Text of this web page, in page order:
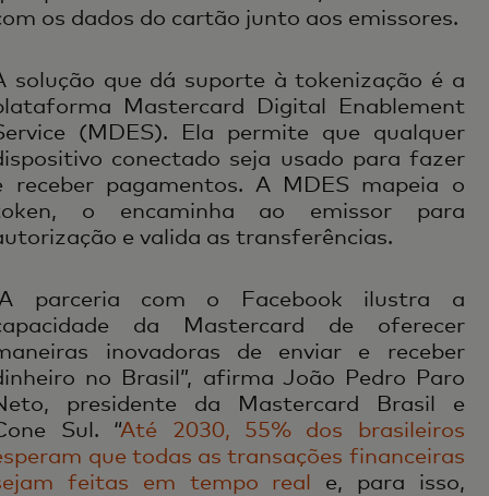
os dados do cartão junto aos emissores.
solução que dá suporte à tokenização é a
Mastercard Digital Enablement
(MDES). Ela permite que qualquer
conectado seja usado para fazer
receber pagamentos. A MDES mapeia o
o encaminha ao emissor para
e valida as transferências.
parceria com o Facebook ilustra a
da Mastercard de oferecer
inovadoras de enviar e receber
no Brasil”, afirma João Pedro Paro
presidente da Mastercard Brasil e
Sul. “Até 2030, 55% dos brasileiros
que todas as transações financeiras
feitas em tempo real e, para isso,